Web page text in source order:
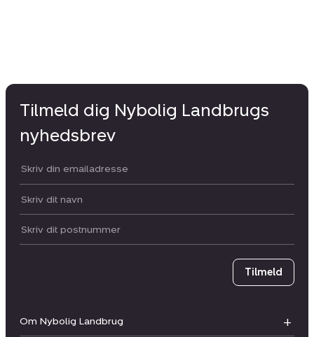
Om Nybolig Landbrug
Tilmeld dig Nybolig Landbrugs
nyhedsbrev
Din email:
Dit navn:
Postnummer
Tilmeld